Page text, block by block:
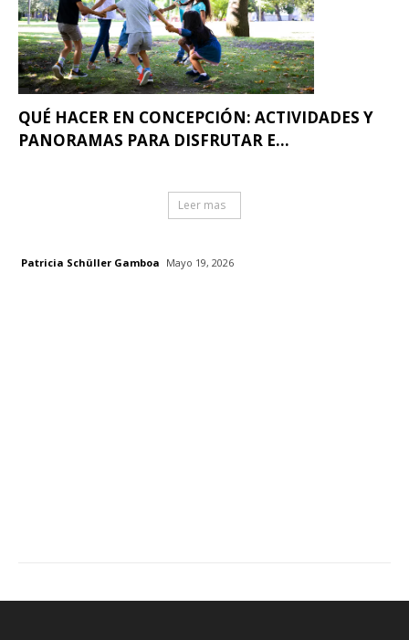
QUÉ HACER EN CONCEPCIÓN: ACTIVIDADES Y
PANORAMAS PARA DISFRUTAR E...
Leer mas
Patricia Schüller Gamboa Mayo 19, 2026